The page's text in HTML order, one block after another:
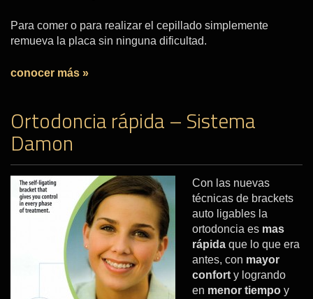
Para comer o para realizar el cepillado simplemente
remueva la placa sin ninguna dificultad.
conocer más »
Ortodoncia rápida – Sistema
Damon
Con las nuevas
técnicas de brackets
auto ligables la
ortodoncia es mas
rápida que lo que era
antes, con mayor
confort y logrando
en menor tiempo y